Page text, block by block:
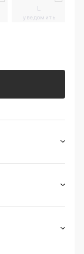
L
уведомить